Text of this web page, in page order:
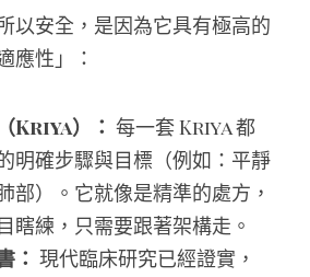
以安全，是因為它具有極高的
應性」：
Kriya）： 每一套 Kriya 都
明確步驟與目標（例如：平靜
部）。它就像是精準的處方，
瞎練，只需要跟著架構走。
： 現代臨床研究已經證實，